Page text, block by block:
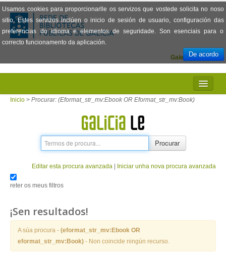
Usamos cookies para proporcionarlle os servizos que vostede solicita no noso
sitio. Estes servizos inclúen o inicio de sesión de usuario, configuración das
preferencias do idioma e elementos de seguridade. Son esenciais para o
correcto funcionamento da aplicación.
De acordo
Español
Galego
INICIO
PRÉSTAMO
ENTRAR
Inicio > Procurar: (Eformat_str_mv:Ebook OR Eformat_str_mv:Book)
Procurar
Editar esta procura avanzada Iniciar unha nova procura avanzada
reter os meus filtros
¡Sen resultados!
A súa procura - (eformat_str_mv:Ebook OR
eformat_str_mv:Book) - Non coincide ningún recurso.